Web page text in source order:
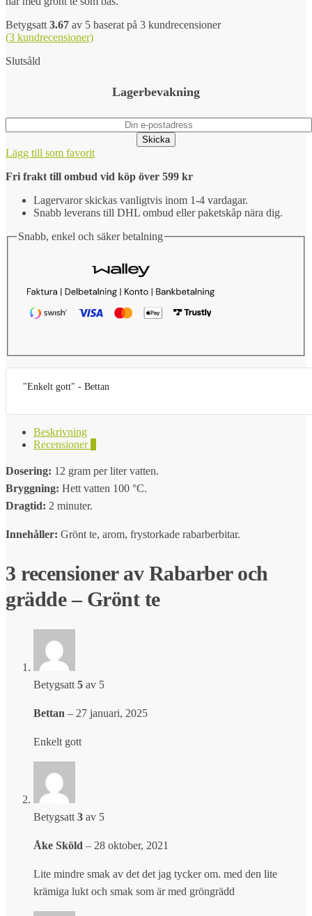
Betygsatt 3.67 av 5 baserat på 3 kundrecensioner
(3 kundrecensioner)
Slutsåld
Lagerbevakning
Skicka
Lägg till som favorit
Fri frakt till ombud vid köp över 599 kr
Lagervaror skickas vanligtvis inom 1-4 vardagar.
Snabb leverans till DHL ombud eller paketskåp nära dig.
Snabb, enkel och säker betalning
"Enkelt gott" - Bettan
Beskrivning
Recensioner
Dosering: 12 gram per liter vatten.
Bryggning: Hett vatten 100 °C.
Dragtid: 2 minuter.
Innehåller: Grönt te, arom, frystorkade rabarberbitar.
3 recensioner av Rabarber och
grädde – Grönt te
Betygsatt 5 av 5
Bettan – 27 januari, 2025
Enkelt gott
Betygsatt 3 av 5
Åke Sköld – 28 oktober, 2021
Lite mindre smak av det det jag tycker om. med den lite
krämiga lukt och smak som är med gröngrädd